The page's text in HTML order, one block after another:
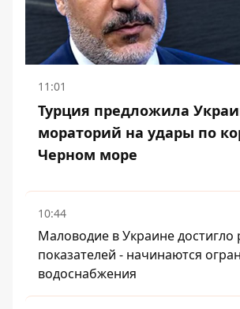
11:01
Турция предложила
мораторий на удары по
Черном море
10:44
Маловодие в Украине достигло
показателей - начинаются
водоснабжения